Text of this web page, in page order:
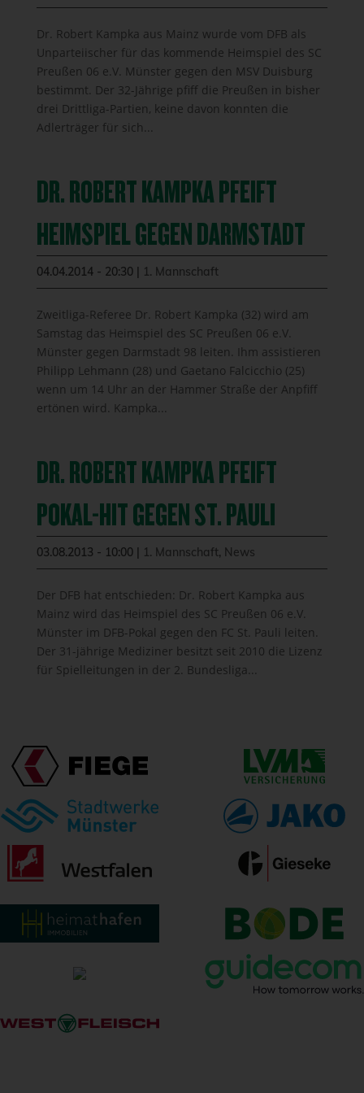
Dr. Robert Kampka aus Mainz wurde vom DFB als
Unparteiischer für das kommende Heimspiel des SC
Preußen 06 e.V. Münster gegen den MSV Duisburg
bestimmt. Der 32-Jährige pfiff die Preußen in bisher
drei Drittliga-Partien, keine davon konnten die
Adlerträger für sich...
DR. ROBERT KAMPKA PFEIFT
HEIMSPIEL GEGEN DARMSTADT
04.04.2014 - 20:30| 1. Mannschaft
Zweitliga-Referee Dr. Robert Kampka (32) wird am
Samstag das Heimspiel des SC Preußen 06 e.V.
Münster gegen Darmstadt 98 leiten. Ihm assistieren
Philipp Lehmann (28) und Gaetano Falcicchio (25)
wenn um 14 Uhr an der Hammer Straße der Anpfiff
ertönen wird. Kampka...
DR. ROBERT KAMPKA PFEIFT
POKAL-HIT GEGEN ST. PAULI
03.08.2013 - 10:00| 1. Mannschaft, News
Der DFB hat entschieden: Dr. Robert Kampka aus
Mainz wird das Heimspiel des SC Preußen 06 e.V.
Münster im DFB-Pokal gegen den FC St. Pauli leiten.
Der 31-jährige Mediziner besitzt seit 2010 die Lizenz
für Spielleitungen in der 2. Bundesliga...